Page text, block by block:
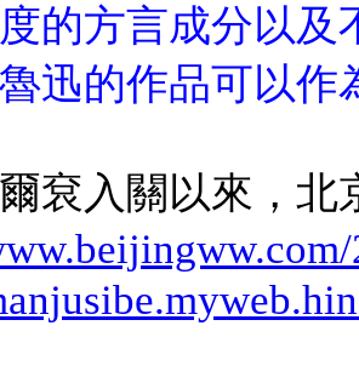
的方言成分以及
迅的作品可以
袞入關以來，北